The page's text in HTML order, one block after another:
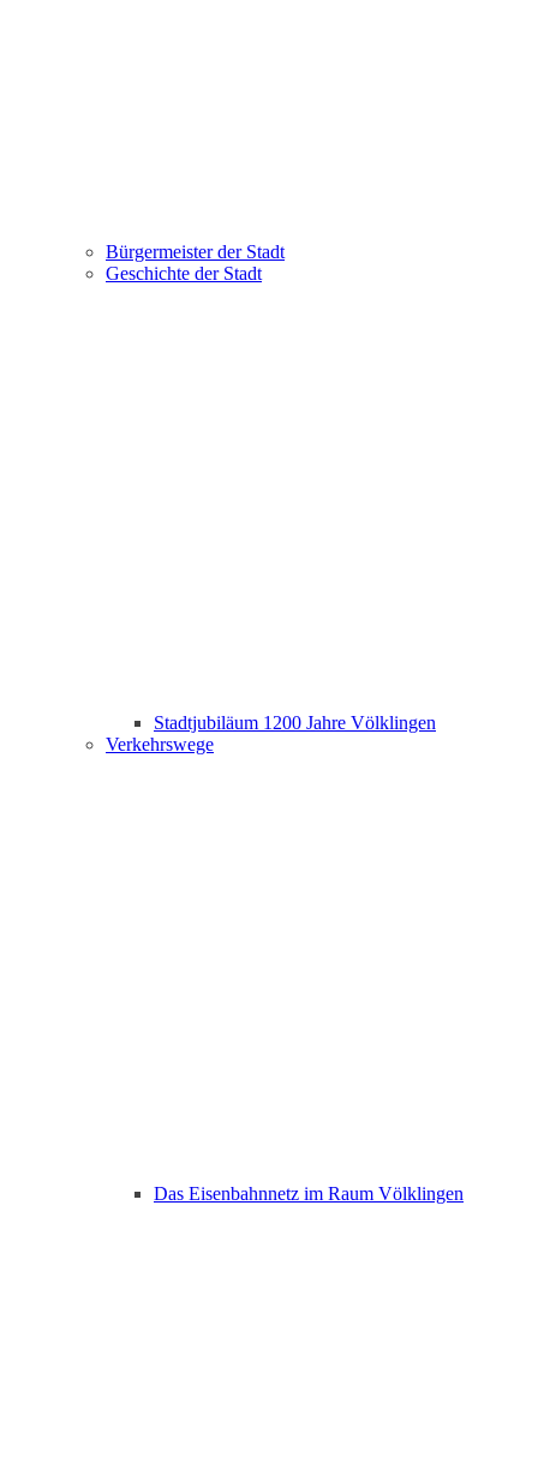
Bürgermeister der Stadt
Geschichte der Stadt
Stadtjubiläum 1200 Jahre Völklingen
Verkehrswege
Das Eisenbahnnetz im Raum Völklingen